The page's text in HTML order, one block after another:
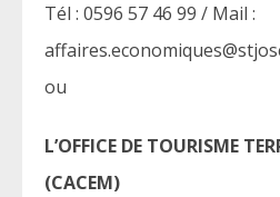
Tél : 0596 57 46 99 / Mail :
ou
L’OFFICE DE TOURISME
(CACEM)